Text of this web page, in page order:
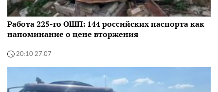
Работа 225-го ОШП: 144 российских паспорта как
напоминание о цене вторжения
20:10 27.07